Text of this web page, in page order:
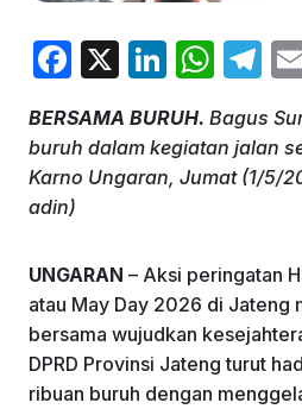
F
c
e
b
o
k
X
Li
k
e
W
at
s
p
T
e
gr
BERSAMA BURUH. Bagus
buruh dalam kegiatan jalan
Karno Ungaran, Jumat (1/5/
adin)
UNGARAN – Aksi peringatan
atau May Day 2026 di Jateng
bersama wujudkan
DPRD Provinsi Jateng turut
ribuan buruh dengan